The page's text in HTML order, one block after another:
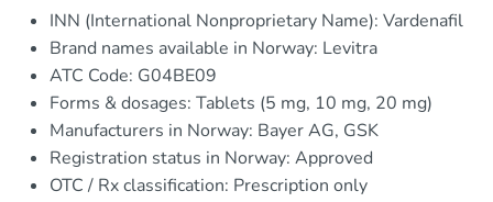
INN (International Nonproprietary Name): Vardenafil
Brand names available in Norway: Levitra
ATC Code: G04BE09
Forms & dosages: Tablets (5 mg, 10 mg, 20 mg)
Manufacturers in Norway: Bayer AG, GSK
Registration status in Norway: Approved
OTC / Rx classification: Prescription only